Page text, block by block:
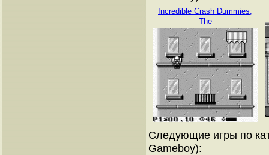
Incredible Crash Dummies,
The
Следующие игры по
Gameboy):